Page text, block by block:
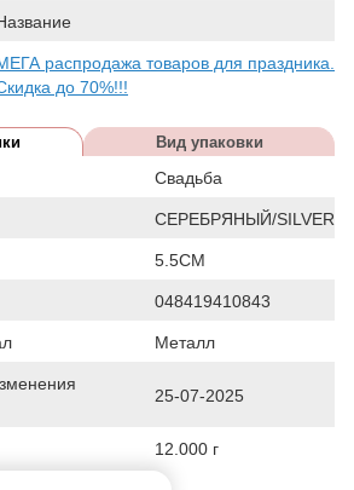
распродажа товаров для праздника.
до 70%!!!
Вид упаковки
Свадьба
СЕРЕБРЯНЫЙ/SILVER
5.5СМ
048419410843
Металл
25-07-2025
12.000 г